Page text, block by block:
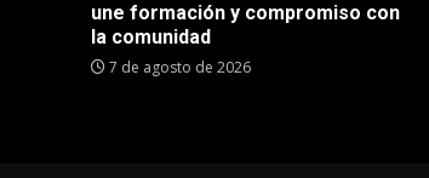
une formación y compromiso con
la comunidad
7 de agosto de 2026